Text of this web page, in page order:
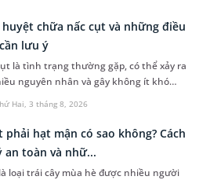
Hai, 3 tháng 8, 2026
huyệt chữa nấc cụt và những điều
lưu ý
là tình trạng thường gặp, có thể xảy ra
nguyên nhân và gây không ít khó
huyệt chữa nấc cụt là một trong
phương pháp được nhiều người tìm
hỗ trợ tình trạng này. Mời bạn cùng
sâu hơn về phương pháp chữa nấc cụt
bài viết dưới đây.
phải hạt mận có sao không? Cách
an toàn và nhữ...
loại trái cây mùa hè được nhiều người